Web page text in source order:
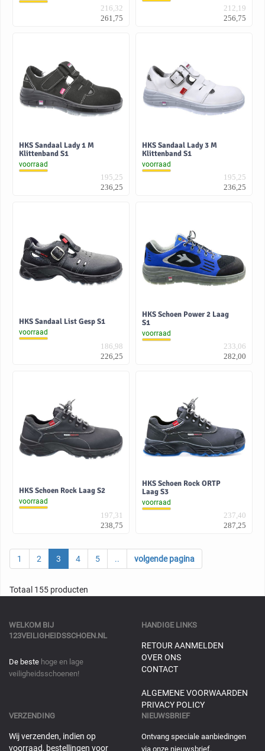
216,32
261,75
212,19
256,75
HKS Sandaal Lady 1 M
Klittenband S1
voorraad
195,25
236,25
HKS Sandaal Lady 3 M
Klittenband S1
voorraad
195,25
236,25
HKS Sandaal List Gesp S1
voorraad
186,98
226,25
HKS Schoen Power 2 Laag
S1
voorraad
233,06
282,00
HKS Schoen Rock Laag S2
voorraad
197,31
238,75
HKS Schoen Rock ORTP
Laag S3
voorraad
237,40
287,25
1 2 3 4 5 .. volgende pagina
Totaal 155 producten
WELKOM BIJ
123VEILIGHEIDSSCHOEN.NL
De beste hoge en lage
veiligheidsschoenen!
HANDIGE LINKS
RETOUR AANMELDEN
OVER ONS
CONTACT
ALGEMENE VOORWAARDEN
PRIVACY POLICY
VERZENDING
Wij verzenden, indien op
voorraad, bestellingen voor
NIEUWSBRIEF
Ontvang speciale aanbiedingen
via onze nieuwsbrief.